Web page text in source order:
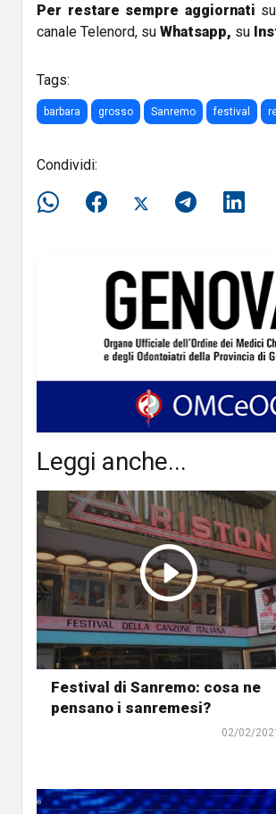
Per restare sempre aggiornati
canale Telenord, su Whatsapp, su
Tags:
barbara grosso Sanremo festival
Condividi:
Leggi anche...
Festival di Sanremo: cosa ne
pensano i sanremesi?
02/02/2021